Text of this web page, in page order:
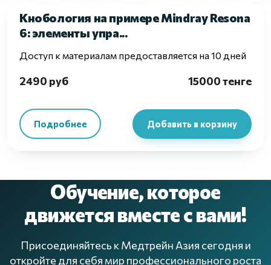
Кнобология на примере Mindray Resona
6: элементы упра...
Доступ к материалам предоставляется на 10 дней
2490 руб 15000 тенге
Подробнее Добавить в корзину
Обучение, которое
движется вместе с вами!
Присоединяйтесь к Медтрейн Азия сегодня и
откройте для себя мир профессионального роста